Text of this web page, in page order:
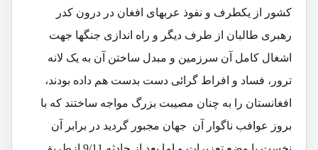
کشور از یکطرف و نفوذ عربهای افغان در درون کدر
رهبری طالبان از طرف دیگر و راه اندازی جنگها جهت
اشغال کامل آن سرزمین و مبدل ساختن آن به یک لانه
ترور، فساد و افراط گرائی دست بدست هم داده بودند،
افغانستان را به چنان مصیبت بزرگ مواجه ساختند که با
بروز عوافب ناگوار آن جهان مجبور گردید در برابر آن